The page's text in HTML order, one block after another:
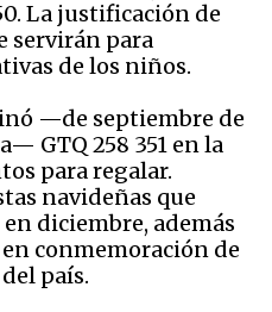
La justificación de
servirán para
de los niños.
—de septiembre de
GTQ 258 351 en la
para regalar.
navideñas que
diciembre, además
conmemoración de
país.